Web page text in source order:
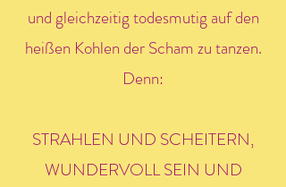
und gleichzeitig todesmutig auf den
heißen Kohlen der Scham zu tanzen.
Denn:
STRAHLEN UND SCHEITERN,
WUNDERVOLL SEIN UND